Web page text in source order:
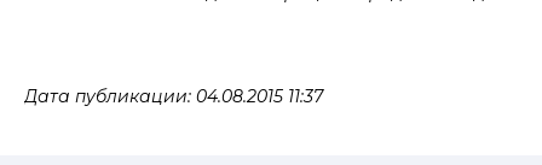
Дата публикации: 04.08.2015 11:37